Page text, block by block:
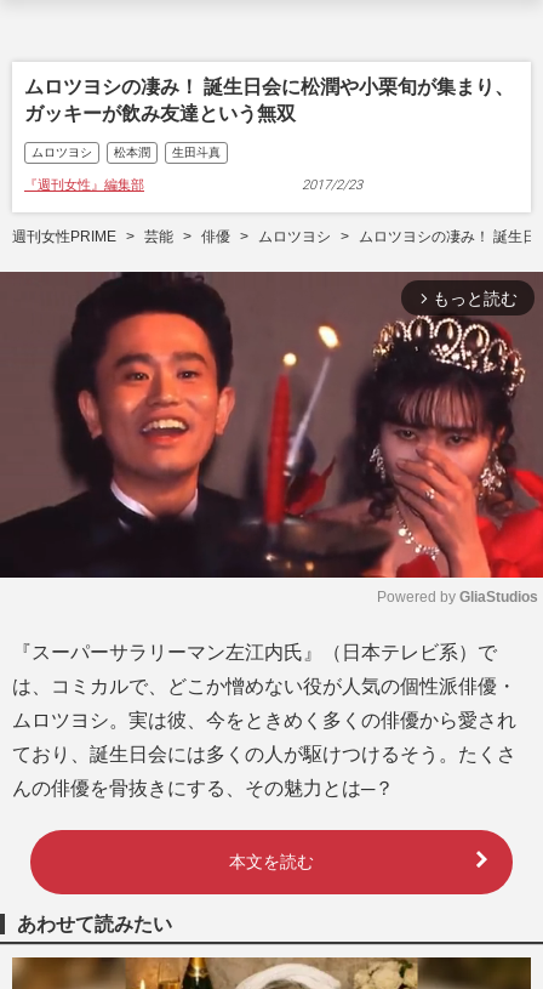
ムロツヨシの凄み！ 誕生日会に松潤や小栗旬が集まり、
ガッキーが飲み友達という無双
ムロツヨシ 松本潤 生田斗真
『週刊女性』編集部 2017/2/23
週刊女性PRIME 芸能 俳優 ムロツヨシ ムロツヨシの凄み！ 誕生
arrow_forward_ios もっと読む
M
t
e
Powered by GliaStudios
『スーパーサラリーマン左江内氏』（日本テレビ系）で
は、コミカルで、どこか憎めない役が人気の個性派俳優・
ムロツヨシ。実は彼、今をときめく多くの俳優から愛され
ており、誕生日会には多くの人が駆けつけるそう。たくさ
んの俳優を骨抜きにする、その魅力とは─？
本文を読む
あわせて読みたい